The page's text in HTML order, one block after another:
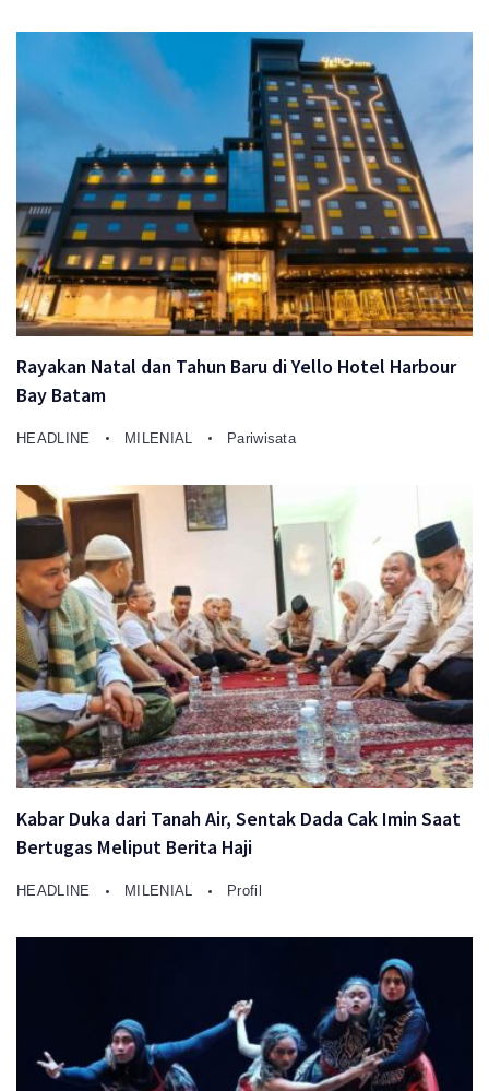
Rayakan Natal dan Tahun Baru di Yello Hotel Harbour
Bay Batam
HEADLINE MILENIAL Pariwisata
Kabar Duka dari Tanah Air, Sentak Dada Cak Imin Saat
Bertugas Meliput Berita Haji
HEADLINE MILENIAL Profil